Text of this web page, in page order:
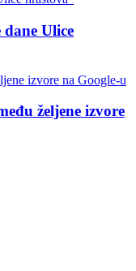
Ulice
željene izvore